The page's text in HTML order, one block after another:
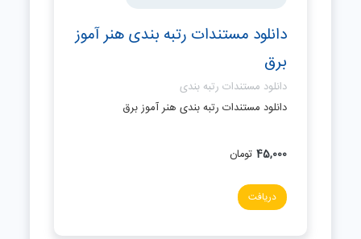
دانلود مستندات رتبه بندی هنر آموز
برق
دانلود مستندات رتبه بندی
دانلود مستندات رتبه بندی هنر آموز برق
45,000 تومان
دریافت